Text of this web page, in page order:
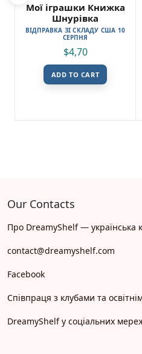
Мої іграшки Книжка
Шнурівка
ВІДПРАВКА ЗІ СКЛАДУ США 10
СЕРПНЯ
$4,70
ADD TO CART
Our Contacts
Про DreamyShelf —
contact@dreamyshelf.com
Facebook
Співпраця з клубами та
DreamyShelf у соціальних